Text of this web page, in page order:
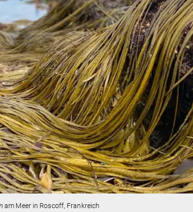
am Meer in Roscoff, Frankreich